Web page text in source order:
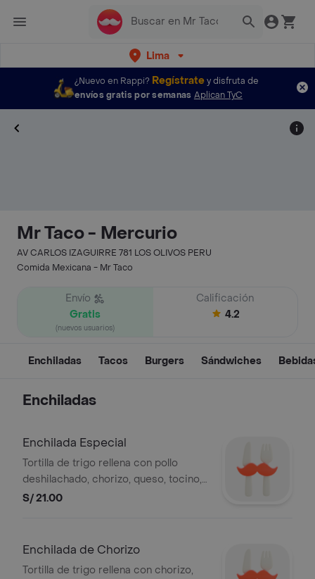
Lima
¿Nuevo en Rappi? Regístratey disfruta de
envíos gratis por semanas Aplican TyC
Mr Taco - Mercurio
AV CARLOS IZAGUIRRE 781 LOS OLIVOS PERU
Comida Mexicana - Mr Taco
Envío
Gratis
(nuevos usuarios)
Calificación
4.2
Enchiladas Tacos Burgers Sándwiches
Enchiladas
Enchilada Especial
Tortilla de trigo rellena con pollo
deshilachado, chorizo, queso, tocino,
papitas al hilo y salsas a elegir.
S/ 21.00
Enchilada de Chorizo
Tortilla de trigo rellena con chorizo,